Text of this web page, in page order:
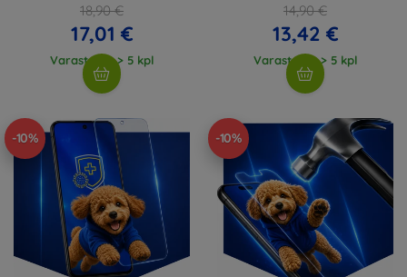
18,90 €
17,01 €
Varastossa > 5 kpl
14,90 €
13,42 €
Varastossa > 5 kpl
-10% -10%